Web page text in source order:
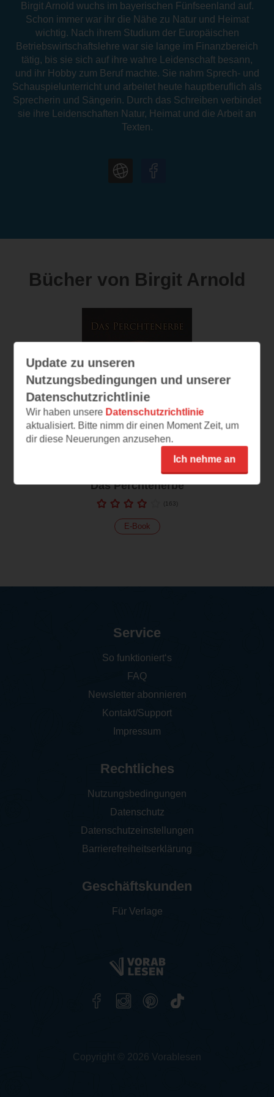
Birgit Arnold wuchs im bayerischen Fünfseenland auf.
Schon immer war ihr die Nähe zu Natur und Heimat
wichtig. Nach ihrem Studium der Europäischen
Betriebswirtschaftslehre war sie lange im Finanzbereich
tätig, bis sie sich auf ihre wahre Leidenschaft besann,
und ihr Hobby zum Beruf machte. Sie nahm Sprech- und
Schauspielunterricht und arbeitet heute hauptberuflich als
Sprecherin und Sängerin. Durch das Schreiben verbindet
sie ihre Leidenschaften Natur, Heimat und die Arbeit an
Texten.
Bücher von Birgit Arnold
Das Perchtenerbe
(163)
E-Book
Update zu unseren
Nutzungsbedingungen und unserer
Datenschutzrichtlinie
Wir haben unsere Datenschutzrichtlinie
aktualisiert. Bitte nimm dir einen Moment Zeit, um
dir diese Neuerungen anzusehen.
Ich nehme an
Service
So funktioniert‘s
FAQ
Newsletter abonnieren
Kontakt/Support
Impressum
Rechtliches
Nutzungsbedingungen
Datenschutz
Datenschutzeinstellungen
Barrierefreiheitserklärung
Geschäftskunden
Für Verlage
Copyright © 2026 Vorablesen